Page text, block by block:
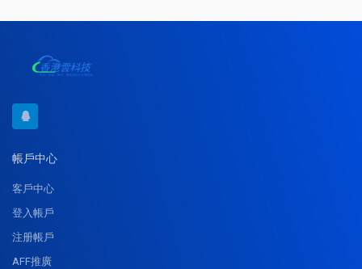
帳戶中心
客戶中心
登入帳戶
注册帳戶
AFF推廣